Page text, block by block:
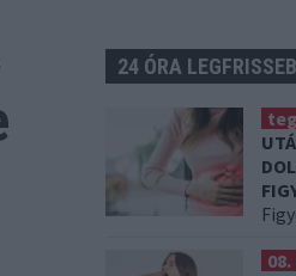
24 ÓRA
08.